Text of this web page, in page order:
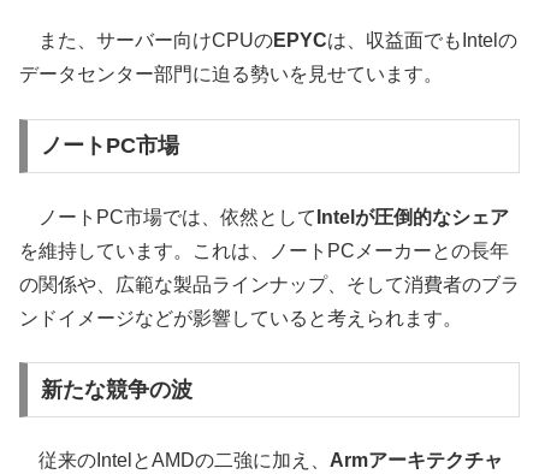
また、サーバー向けCPUのEPYCは、収益面でもIntelの
データセンター部門に迫る勢いを見せています。
ノートPC市場
ノートPC市場では、依然として Intelが圧倒的なシェア
を維持しています。これは、ノートPCメーカーとの長年
の関係や、広範な製品ラインナップ、そして消費者のブラ
ンドイメージなどが影響していると考えられます。
新たな競争の波
従来のIntelとAMDの二強に加え、 Armアーキテクチャ